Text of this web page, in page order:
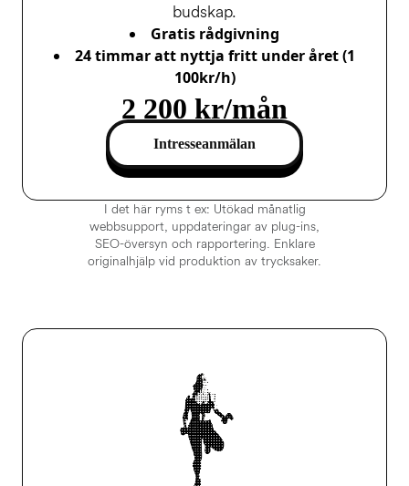
budskap.
Gratis rådgivning
24 timmar att nyttja fritt under året (1
100kr/h)
2 200 kr/mån
Intresseanmälan
I det här ryms t ex: Utökad månatlig
webbsupport, uppdateringar av plug-ins,
SEO-översyn och rapportering. Enklare
originalhjälp vid produktion av trycksaker.